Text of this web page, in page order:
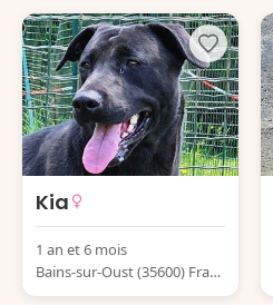
Kia
1 an et 6 mois
Bains-sur-Oust (35600) Franc
e